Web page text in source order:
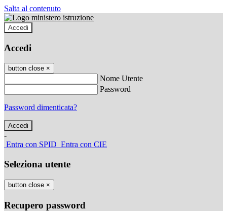
Salta al contenuto
Accedi
Accedi
button close ×
Nome Utente
Password
Password dimenticata?
-
Entra con SPID Entra con CIE
Seleziona utente
button close ×
Recupero password